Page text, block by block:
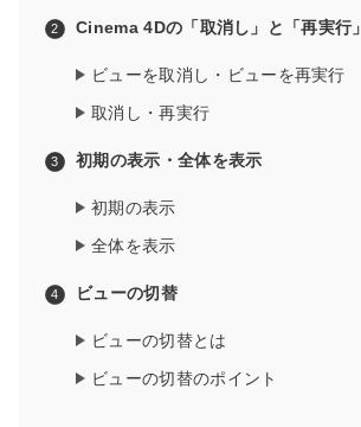
Cinema 4Dの「取消し」と「再実行」
ビューを取消し・ビューを再実行
取消し・再実行
初期の表示・全体を表示
初期の表示
全体を表示
ビューの切替
ビューの切替とは
ビューの切替のポイント